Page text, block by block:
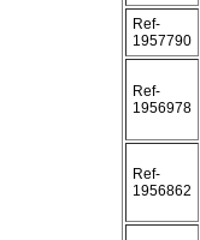
Ref-
1957790
Ref-
1956978
Ref-
1956862